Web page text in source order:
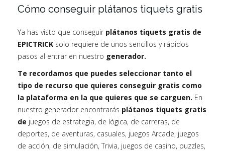
Cómo conseguir plátanos tiquets gratis
Ya has visto que conseguir plátanos tiquets gratis de
EPICTRICK solo requiere de unos sencillos y rápidos
pasos al entrar en nuestro generador.
Te recordamos que puedes seleccionar tanto el
tipo de recurso que quieres conseguir gratis como
la plataforma en la que quieres que se carguen. En
nuestro generador encontrarás plátanos tiquets gratis
de juegos de estrategia, de lógica, de carreras, de
deportes, de aventuras, casuales, juegos Arcade, juegos
de acción, de simulación, Trivia, juegos de casino, puzzles,